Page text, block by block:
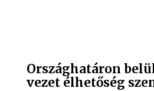
Országhatáron
vezet élhetőség